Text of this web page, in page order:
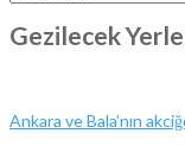
Gezilecek
Ankara ve Bala’nın